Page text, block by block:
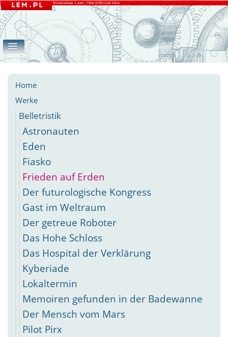
Belletristik
Home
Werke
Belletristik
Astronauten
Eden
Fiasko
Frieden auf Erden
Der futurologische Kongress
Gast im Weltraum
Der getreue Roboter
Das Hohe Schloss
Das Hospital der Verklärung
Kyberiade
Lokaltermin
Memoiren gefunden in der Badewanne
Der Mensch vom Mars
Pilot Pirx